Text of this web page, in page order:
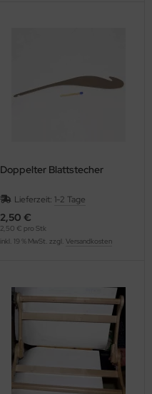
Doppelter Blattstecher
Lieferzeit: 1-2 Tage
2,50 €
2,50 € pro Stk
inkl. 19 % MwSt. zzgl. Versandkosten